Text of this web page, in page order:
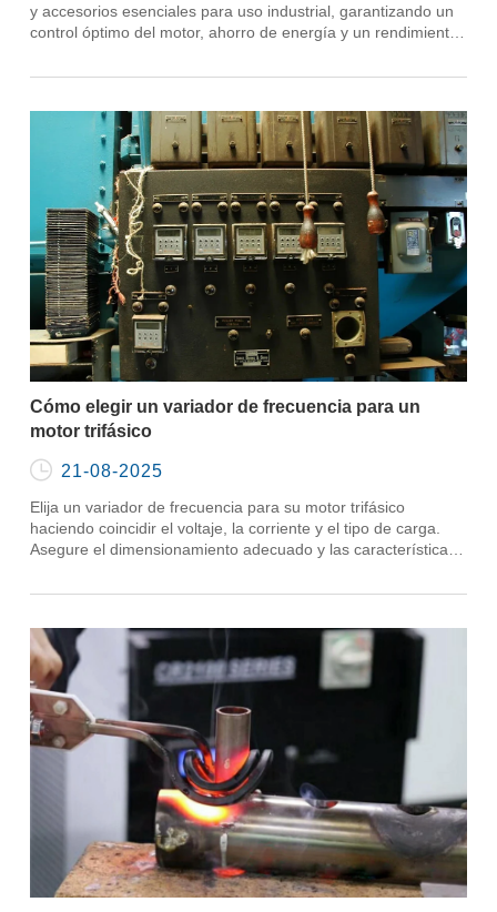
y accesorios esenciales para uso industrial, garantizando un
control óptimo del motor, ahorro de energía y un rendimiento
Cómo elegir un variador de frecuencia para un
motor trifásico
 21-08-2025
Elija un variador de frecuencia para su motor trifásico
haciendo coincidir el voltaje, la corriente y el tipo de carga.
Asegure el dimensionamiento adecuado y las características